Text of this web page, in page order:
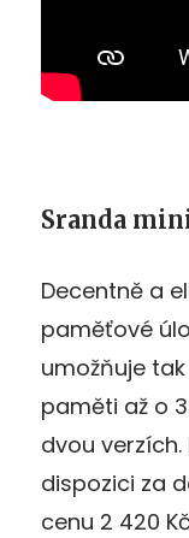
Sranda
Decentně a
paměťové
umožňuje
paměti až o
dvou verzích.
dispozici za
cenu 2 420